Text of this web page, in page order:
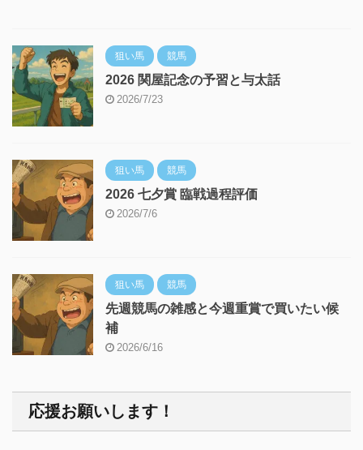
狙い馬 競馬
2026 関屋記念の予習と与太話
2026/7/23
狙い馬 競馬
2026 七夕賞 臨戦過程評価
2026/7/6
狙い馬 競馬
先週競馬の雑感と今週重賞で買いたい候
補
2026/6/16
応援お願いします！